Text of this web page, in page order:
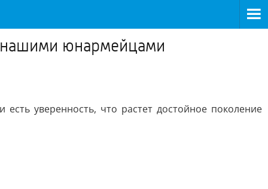
нашими юнармейцами
уверенность, что растет достойное поколение